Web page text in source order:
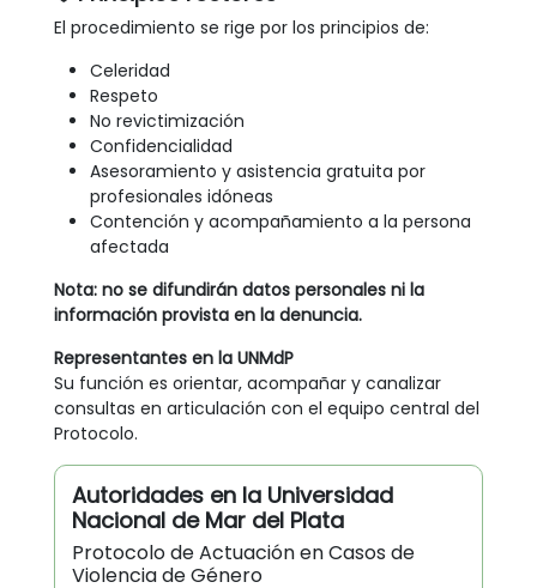
El procedimiento se rige por los principios de:
Celeridad
Respeto
No revictimización
Confidencialidad
Asesoramiento y asistencia gratuita por
profesionales idóneas
Contención y acompañamiento a la persona
afectada
Nota: no se difundirán datos personales ni la
información provista en la denuncia.
Representantes en la UNMdP
Su función es orientar, acompañar y canalizar
consultas en articulación con el equipo central del
Protocolo.
Autoridades en la Universidad
Nacional de Mar del Plata
Protocolo de Actuación en Casos de
Violencia de Género